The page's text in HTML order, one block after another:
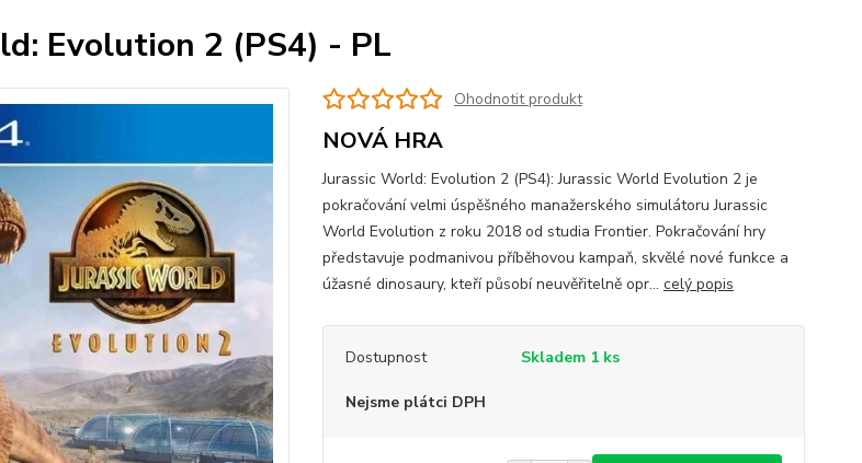
Evolution 2 (PS4) - PL
Ohodnotit produkt
NOVÁ HRA
Jurassic World: Evolution 2 (PS4): Jurassic World Evolution 2 je
pokračování velmi úspěšného manažerského simulátoru Jurassic
World Evolution z roku 2018 od studia Frontier. Pokračování hry
představuje podmanivou příběhovou kampaň, skvělé nové funkce a
úžasné dinosaury, kteří působí neuvěřitelně opr... celý popis
Dostupnost Skladem 1 ks
Nejsme plátci DPH